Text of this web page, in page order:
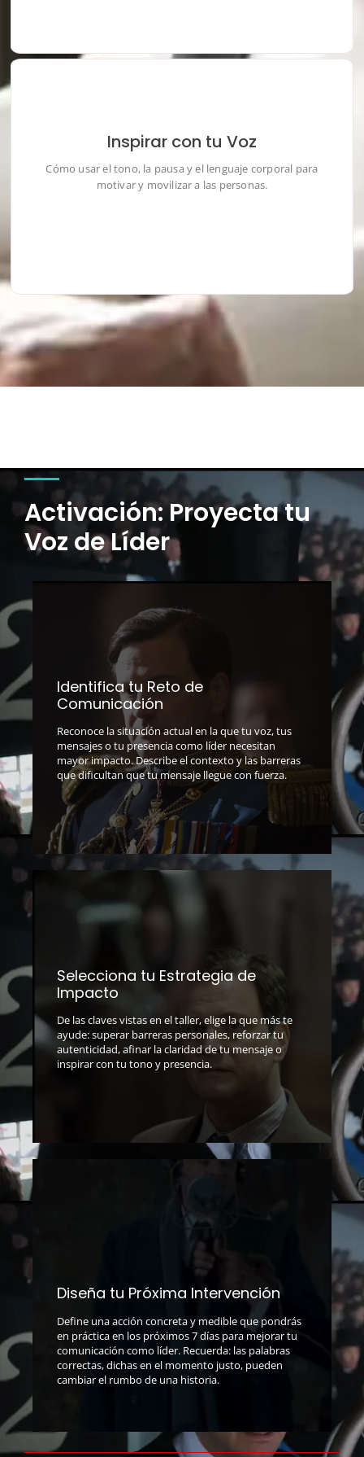
Inspirar con tu Voz
Cómo usar el tono, la pausa y el lenguaje corporal para
motivar y movilizar a las personas.
Activación: Proyecta tu
Voz de Líder
Identifica tu Reto de
Comunicación
Reconoce la situación actual en la que tu voz, tus
mensajes o tu presencia como líder necesitan
mayor impacto. Describe el contexto y las barreras
que dificultan que tu mensaje llegue con fuerza.
Selecciona tu Estrategia de
Impacto
De las claves vistas en el taller, elige la que más te
ayude: superar barreras personales, reforzar tu
autenticidad, afinar la claridad de tu mensaje o
inspirar con tu tono y presencia.
Diseña tu Próxima Intervención
Define una acción concreta y medible que pondrás
en práctica en los próximos 7 días para mejorar tu
comunicación como líder. Recuerda: las palabras
correctas, dichas en el momento justo, pueden
cambiar el rumbo de una historia.